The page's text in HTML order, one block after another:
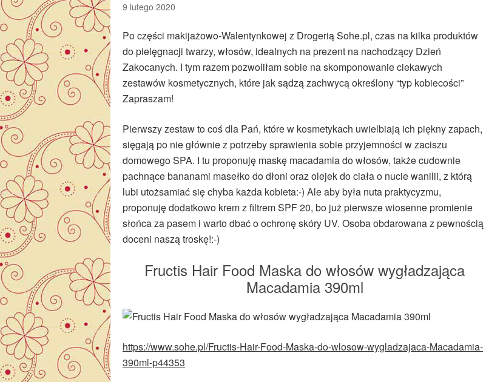
9 lutego 2020
Po części makijażowo-Walentynkowej z Drogerią Sohe.pl, czas na kilka produktów
do pielęgnacji twarzy, włosów, idealnych na prezent na nachodzący Dzień
Zakocanych. I tym razem pozwoliłam sobie na skomponowanie ciekawych
zestawów kosmetycznych, które jak sądzą zachwycą określony “typ kobiecości”
Zapraszam!
Pierwszy zestaw to coś dla Pań, które w kosmetykach uwielbiają ich piękny zapach,
sięgają po nie głównie z potrzeby sprawienia sobie przyjemności w zaciszu
domowego SPA. I tu proponuję maskę macadamia do włosów, także cudownie
pachnące bananami masełko do dłoni oraz olejek do ciała o nucie wanilii, z którą
lubi utożsamiać się chyba każda kobieta:-) Ale aby była nuta praktycyzmu,
proponuję dodatkowo krem z filtrem SPF 20, bo już pierwsze wiosenne promienie
słońca za pasem i warto dbać o ochronę skóry UV. Osoba obdarowana z pewnością
doceni naszą troskę!:-)
Fructis Hair Food Maska do włosów wygładzająca
Macadamia 390ml
https://www.sohe.pl/Fructis-Hair-Food-Maska-do-wlosow-wygladzajaca-Macadamia-
390ml-p44353